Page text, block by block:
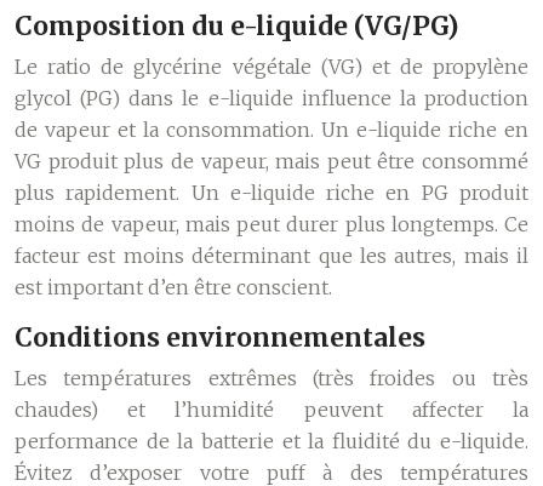
Composition du e-liquide (VG/PG)
Le ratio de glycérine végétale (VG) et de propylène
glycol (PG) dans le e-liquide influence la production
de vapeur et la consommation. Un e-liquide riche en
VG produit plus de vapeur, mais peut être consommé
plus rapidement. Un e-liquide riche en PG produit
moins de vapeur, mais peut durer plus longtemps. Ce
facteur est moins déterminant que les autres, mais il
est important d’en être conscient.
Conditions environnementales
Les températures extrêmes (très froides ou très
chaudes) et l’humidité peuvent affecter la
performance de la batterie et la fluidité du e-liquide.
Évitez d’exposer votre puff à des températures